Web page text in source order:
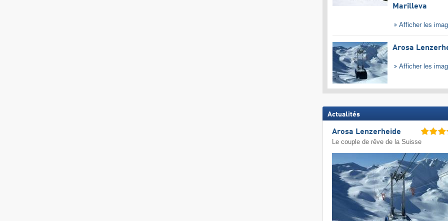
Marilleva
Afficher les
Arosa
Afficher les
Actualités
Arosa Lenzerheide
Le couple de rêve de la Suisse